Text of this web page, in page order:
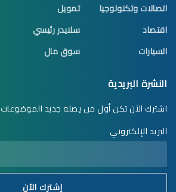
اتصالات وتكنولوجيا
اقتصاد
السيارات
تمويل
سلايدر رئيسي
سوق مال
النشرة البريدية
اشترك الآن تكن أول من يصله جديد الموضوعات
البريد الإلكتروني